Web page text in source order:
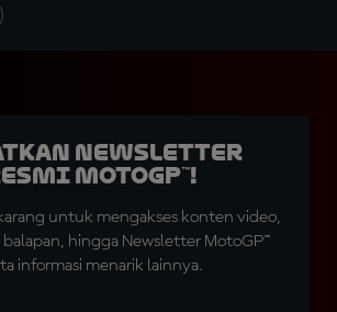
Newsletter
MotoGP™!
untuk mengakses konten video,
balapan, hingga Newsletter MotoGP™
informasi menarik lainnya.